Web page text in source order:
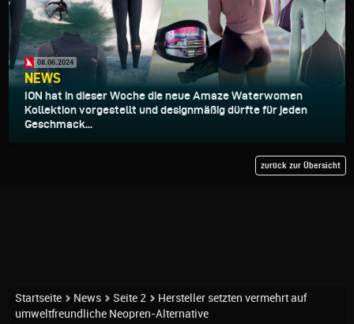
08.06.2024
NEWS
ION hat in dieser Woche die neue Amaze Waterwomen
Kollektion vorgestellt und designmäßig dürfte für jeden
Geschmack...
zurück zur Übersicht
Startseite News Seite 2
Hersteller setzten vermehrt auf
umweltfreundliche Neopren-Alternative